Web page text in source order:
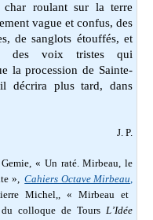
roulant sur la terre
vague et confus, des
de sanglots étouffés, et
des voix tristes qui
la procession de Sainte-
décrira plus tard, dans
J. P.
« Un raté. Mirbeau, le
»,Cahiers Octave Mirbeau,
Michel,, « Mirbeau et
colloque de Tours L’Idée